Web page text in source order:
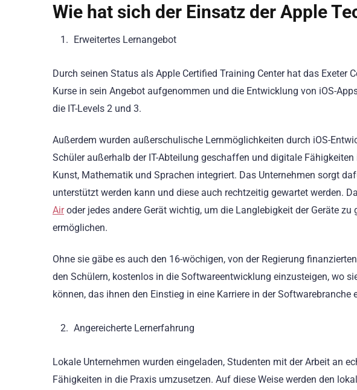
Wie hat sich der Einsatz der Apple
Erweitertes Lernangebot
Durch seinen Status als Apple Certified Training Center hat das Exeter
Kurse in sein Angebot aufgenommen und die Entwicklung von iOS-
die IT-Levels 2 und 3.
Außerdem wurden außerschulische Lernmöglichkeiten durch iOS-
Schüler außerhalb der IT-Abteilung geschaffen und digitale
Kunst, Mathematik und Sprachen integriert. Das Unternehmen sorgt
unterstützt werden kann und diese auch rechtzeitig gewartet werden.
Airoder jedes andere Gerät wichtig, um die Langlebigkeit der Geräte
ermöglichen.
Ohne sie gäbe es auch den 16-wöchigen, von der Regierung
den Schülern, kostenlos in die Softwareentwicklung einzusteigen, wo
können, das ihnen den Einstieg in eine Karriere in der Softwarebranche
Angereicherte Lernerfahrung
Lokale Unternehmen wurden eingeladen, Studenten mit der Arbeit an
Fähigkeiten in die Praxis umzusetzen. Auf diese Weise werden den